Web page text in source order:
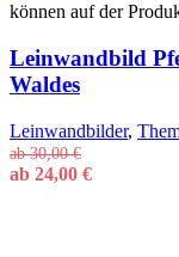
können auf der
Leinwandbild
Waldes
Leinwandbilder,
ab30,00€
ab 24,00 €